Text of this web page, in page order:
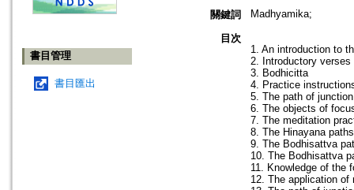
書目管理
書目匯出
關鍵詞
Madhyamika;
目次
1. An introduction to
2. Introductory
3. Bodhicitta
4. Practice
5. The path of
6. The objects of
7. The meditation
8. The Hinayana paths
9. The Bodhisattva
10. The Bodhisattva
11. Knowledge of the
12. The application